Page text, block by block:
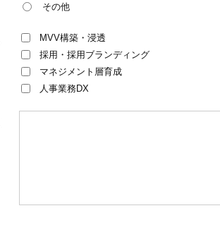
その他
MVV構築・浸透
採用・採用ブランディング
マネジメント層育成
人事業務DX